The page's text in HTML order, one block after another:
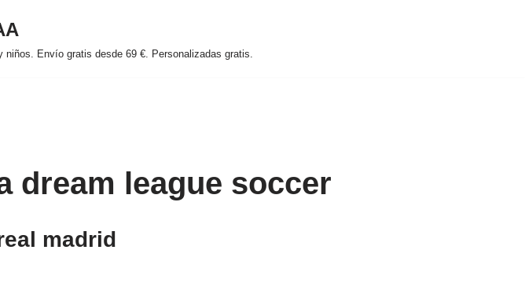
niños. Envío gratis desde 69 €. Personalizadas gratis.
dream league soccer
madrid